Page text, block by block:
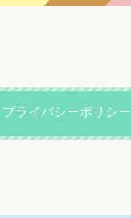
プライバシーポリシー